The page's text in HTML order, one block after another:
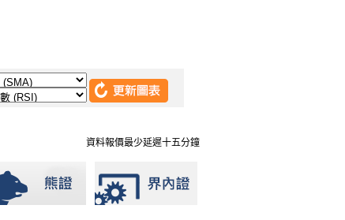
資料報價最少延遲十五分鐘